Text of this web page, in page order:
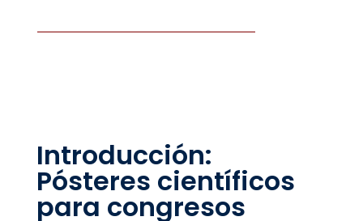
Introducción:
Pósteres científicos
para congresos